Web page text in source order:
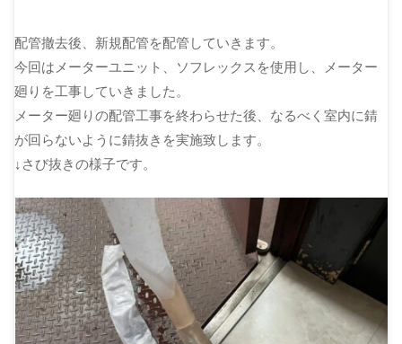
配管撤去後、新規配管を配管していきます。
今回はメーターユニット、ソフレックスを使用し、メーター
廻りを工事していきました。
メーター廻りの配管工事を終わらせた後、なるべく室内に錆
が回らないように錆抜きを実施致します。
↓さび抜きの様子です。